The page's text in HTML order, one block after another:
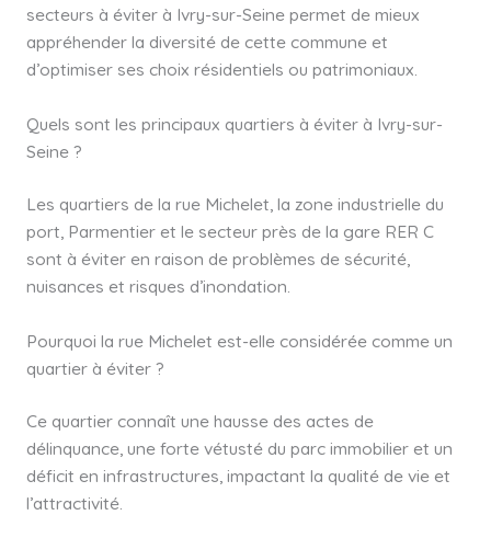
secteurs à éviter à Ivry-sur-Seine permet de mieux
appréhender la diversité de cette commune et
d’optimiser ses choix résidentiels ou patrimoniaux.
Quels sont les principaux quartiers à éviter à Ivry-sur-
Seine ?
Les quartiers de la rue Michelet, la zone industrielle du
port, Parmentier et le secteur près de la gare RER C
sont à éviter en raison de problèmes de sécurité,
nuisances et risques d’inondation.
Pourquoi la rue Michelet est-elle considérée comme un
quartier à éviter ?
Ce quartier connaît une hausse des actes de
délinquance, une forte vétusté du parc immobilier et un
déficit en infrastructures, impactant la qualité de vie et
l’attractivité.